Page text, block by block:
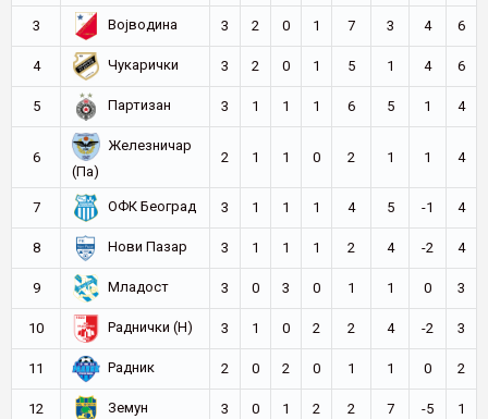
3 Војводина 3 2 0 1 7 3 4 6
4 Чукарички 3 2 0 1 5 1 4 6
5 Партизан 3 1 1 1 6 5 1 4
6
Железничар
(Па)
2 1 1 0 2 1 1 4
7 ОФК Београд 3 1 1 1 4 5 -1 4
8 Нови Пазар 3 1 1 1 2 4 -2 4
9 Младост 3 0 3 0 1 1 0 3
10 Раднички (Н) 3 1 0 2 2 4 -2 3
11 Радник 2 0 2 0 1 1 0 2
12 Земун 3 0 1 2 2 7 -5 1